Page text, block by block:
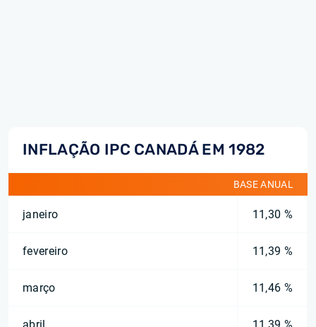
INFLAÇÃO IPC CANADÁ EM 1982
BASE ANUAL
janeiro 11,30 %
fevereiro 11,39 %
março 11,46 %